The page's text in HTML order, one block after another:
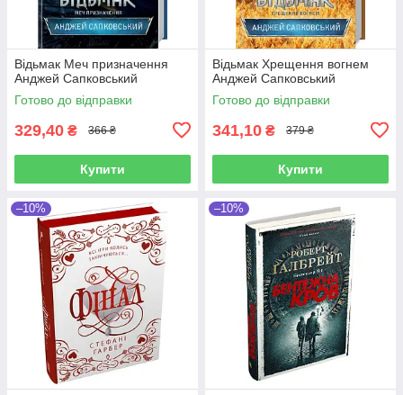
Відьмак Меч призначення
Анджей Сапковський
Готово до відправки
329,40 ₴ 366 ₴
Купити
Відьмак Хрещення вогнем
Анджей Сапковський
Готово до відправки
341,10 ₴ 379 ₴
Купити
–10% –10%